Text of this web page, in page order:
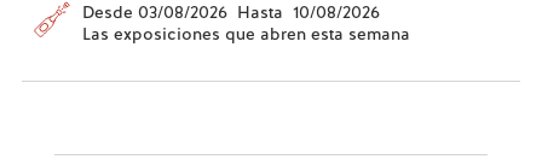
Desde 03/08/2026 Hasta 10/08/2026
Las exposiciones que abren esta semana